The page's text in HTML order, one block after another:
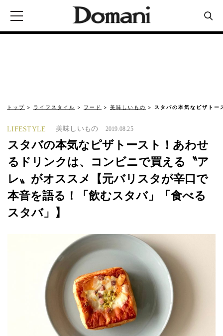
トップ ライフスタイル フード 美味しいもの スタバの本気なピザト
LIFESTYLE 美味しいもの 2019.08.25
スタバの本気なピザトースト！あわせ
るドリンクは、コンビニで買える〝ア
レ〟がオススメ【元バリスタが辛口で
本音を語る！「飲むスタバ」「食べる
スタバ」】